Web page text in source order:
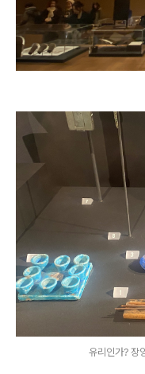
유리인가? 장